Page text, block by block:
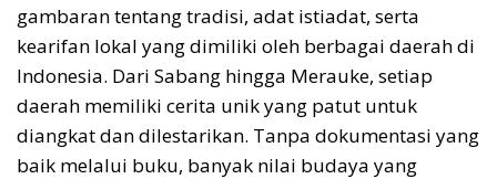
gambaran tentang tradisi, adat istiadat, serta
kearifan lokal yang dimiliki oleh berbagai daerah di
Indonesia. Dari Sabang hingga Merauke, setiap
daerah memiliki cerita unik yang patut untuk
diangkat dan dilestarikan. Tanpa dokumentasi yang
baik melalui buku, banyak nilai budaya yang